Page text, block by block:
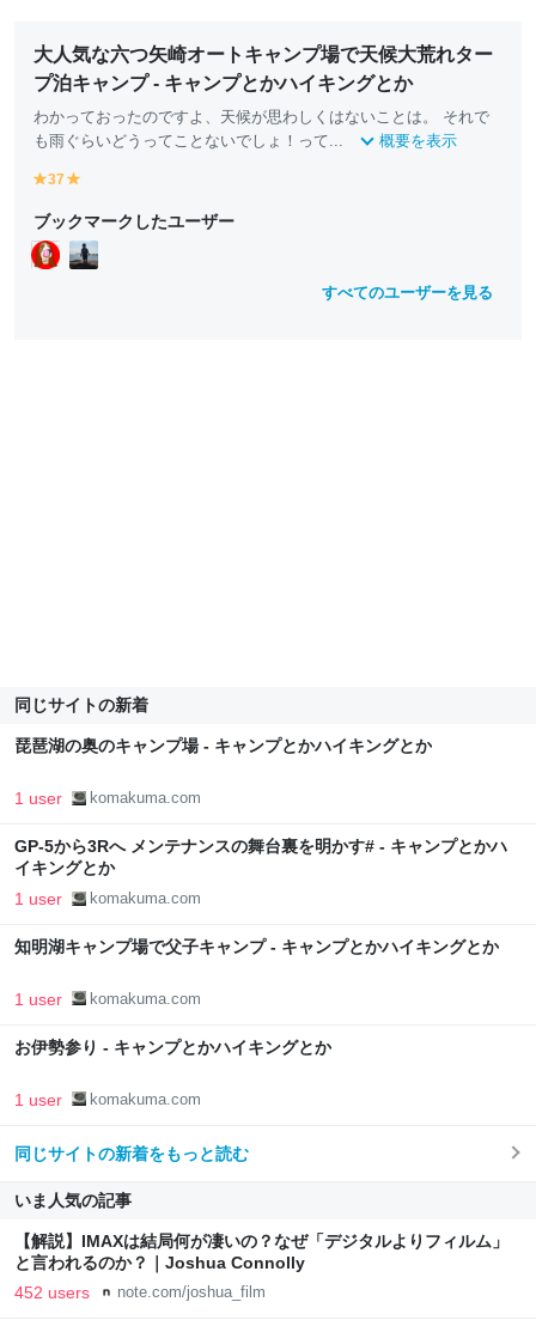
大人気な六つ矢崎オートキャンプ場で天候大荒れター
プ泊キャンプ - キャンプとかハイキングとか
わかっておったのですよ、天候が思わしくはないことは。 それで
も雨ぐらいどうってことないでしょ！って...
概要を表示
y
ll
o
w
37
ll
o
w
ブックマークしたユーザー
すべてのユーザーを見る
同じサイトの新着
琵琶湖の奥のキャンプ場 - キャンプとかハイキングとか
1 user komakuma.com
GP-5から3Rへ メンテナンスの舞台裏を明かす# - キャンプとかハ
イキングとか
1 user komakuma.com
知明湖キャンプ場で父子キャンプ - キャンプとかハイキングとか
1 user komakuma.com
お伊勢参り - キャンプとかハイキングとか
1 user komakuma.com
同じサイトの新着をもっと読む
いま人気の記事
【解説】IMAXは結局何が凄いの？なぜ「デジタルよりフィルム」
と言われるのか？｜Joshua Connolly
452 users note.com/joshua_film